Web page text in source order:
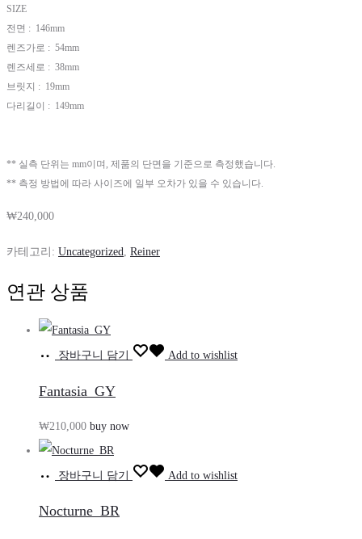
SIZE
전면 : 146mm
렌즈가로 : 54mm
렌즈세로 : 38mm
브릿지 : 19mm
다리길이 : 149mm
** 실측 단위는 mm이며, 제품의 단면을 기준으로 측정했습니다.
** 측정 방법에 따라 사이즈에 일부 오차가 있을 수 있습니다.
₩240,000
카테고리: Uncategorized Reiner
연관 상품
장바구니 담기 Add to wishlist
Fantasia_GY
₩210,000 buy now
장바구니 담기 Add to wishlist
Nocturne_BR